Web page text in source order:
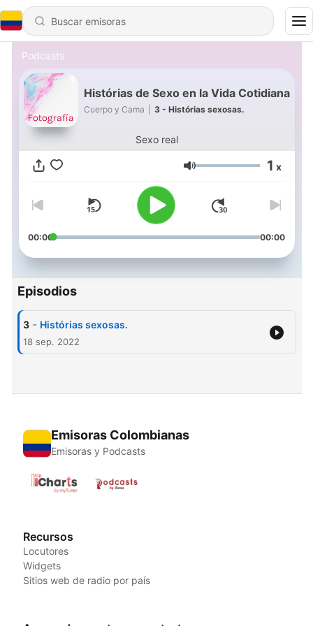
Podcasts
Histórias de Sexo en la Vida Cotidiana
Cuerpo y Cama 3 - Histórias sexosas.
Sexo real
Volumen 1 x
00:00 00:00
Episodios
3 - Histórias sexosas.
18 sep. 2022
Emisoras Colombianas
Emisoras y Podcasts
Recursos
Locutores
Widgets
Sitios web de radio por país